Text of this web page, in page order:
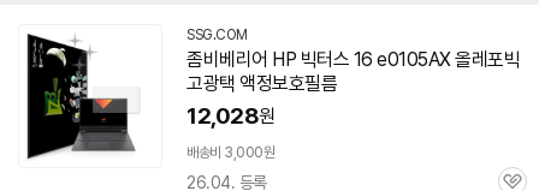
SSG.COM
좀비베리어 HP 빅터스 16 e0105AX 올레포빅
고광택 액정보호필름
12,028원
배송비 3,000원
26.04. 등록